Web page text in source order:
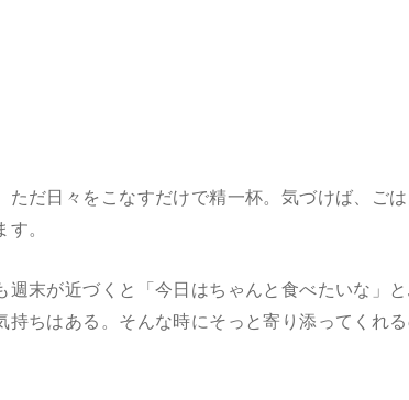
ただ日々をこなすだけで精一杯。気づけば、ご
す。
週末が近づくと「今日はちゃんと食べたいな」
持ちはある。そんな時にそっと寄り添ってくれ